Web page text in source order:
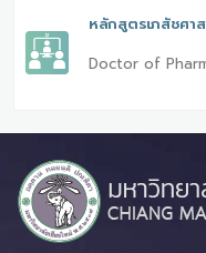
หลักสูตรเภสัชศ
Doctor of